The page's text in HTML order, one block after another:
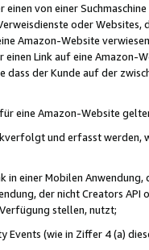
von einer
oder Websites,
Amazon-Website
einen Link auf eine
dass der Kunde auf der
eine Amazon-Website
und erfasst werden,
in einer Mobilen
der nicht Creators
stellen, nutzt;
Events (wie in Ziffer 4 (a)